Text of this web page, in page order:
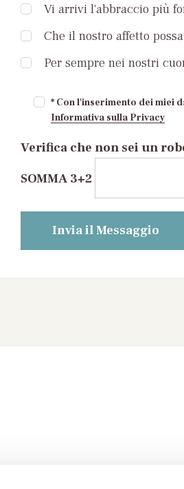
Vi arrivi l'abbraccio più
Che il nostro affetto
Per sempre nei nostri
* Con l'inserimento dei miei
Informativa sulla Privacy
Verifica che non sei un
SOMMA 3+2